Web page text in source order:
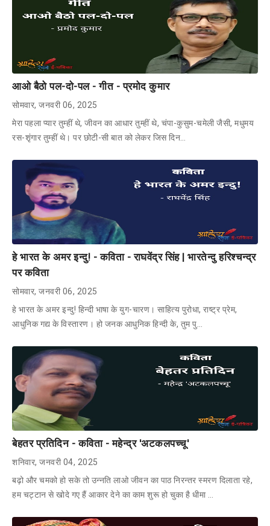
आओ बैठो पल-दो-पल - गीत - प्रमोद कुमार
सोमवार, जनवरी 06, 2025
मेरा पहला प्यार तुम्हीं थे, जीवन का आधार तुम्हीं थे, चंपा-कुसुम-चमेली जैसी, मधुमय
रस-शृंगार तुम्हीं थे। पर छोटी-सी बात को लेकर जिस दिन…
हे भारत के अमर इन्दु! - कविता - राघवेंद्र सिंह | भारतेन्दु हरिश्चन्द्र
पर कविता
सोमवार, जनवरी 06, 2025
हे भारत के अमर इन्दु! हिन्दी भाषा के युग-चारण। साहित्य पुरोधा, राष्ट्र प्रेम,
आधुनिक गद्य के विस्तारण। हो जनक आधुनिक हिन्दी के, तुम पु…
बेहतर प्रतिदिन - कविता - महेन्द्र 'अटकलपच्चू'
शनिवार, जनवरी 04, 2025
बढ़ो और चमको हो सके तो उन्नति लाओ जीवन का पाठ निरन्तर स्मरण दिलाता रहे,
हम चट्टान से खोदे गए हैं आकार देने का काम शुरू हो चुका है धीमा …